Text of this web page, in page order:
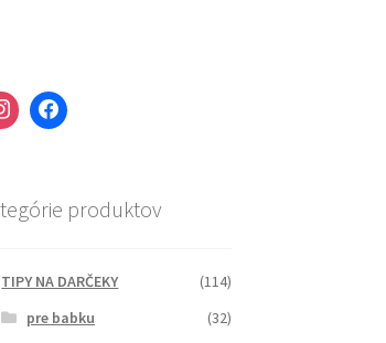
produktov
TIPY NA DARČEKY
(114)
pre babku
(32)